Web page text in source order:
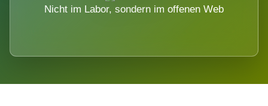
Nicht im Labor, sondern im offenen Web